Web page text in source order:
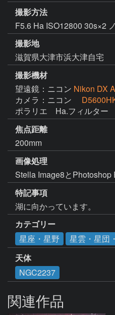
撮影方法
F5.6 Ha ISO12800 30s×2
撮影地
滋賀県大津市浜大津自宅
撮影機材
望遠鏡：ニコン Nikon DX
カメラ：ニコン
ポラリエ　Ha.フィルター
焦点距離
200mm
画像処理
Stella Image8とPhotoshop
特記事項
湖に向かっています。
カテゴリー
星座・星野
星雲・星団
天体
NGC2237
関連作品